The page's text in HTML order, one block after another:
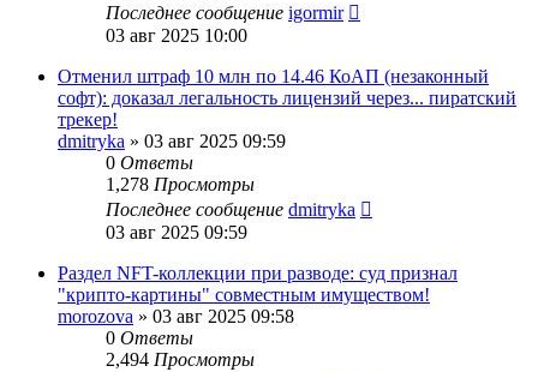
Последнее сообщение igormir
03 авг 2025 10:00
Отменил штраф 10 млн по 14.46 КоАП (незаконный
софт): доказал легальность лицензий через... пиратский
трекер!
dmitryka » 03 авг 2025 09:59
0 Ответы
1,278 Просмотры
Последнее сообщение dmitryka
03 авг 2025 09:59
Раздел NFT-коллекции при разводе: суд признал
"крипто-картины" совместным имуществом!
morozova » 03 авг 2025 09:58
0 Ответы
2,494 Просмотры